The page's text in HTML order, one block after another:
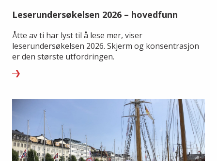
Leserundersøkelsen 2026 – hovedfunn
Åtte av ti har lyst til å lese mer, viser
leserundersøkelsen 2026. Skjerm og konsentrasjon
er den største utfordringen.